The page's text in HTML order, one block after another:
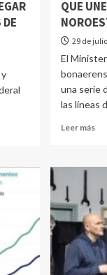
QUE
29 de
El
una serie
las líneas
Leer más